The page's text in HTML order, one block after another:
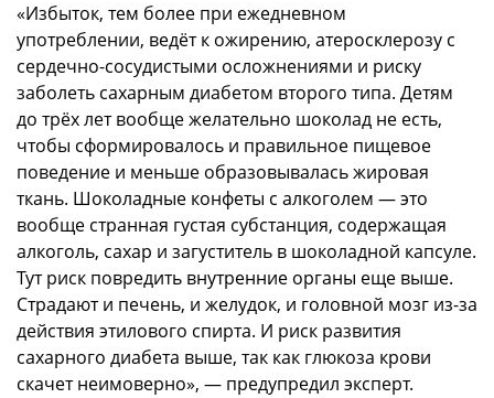
«Избыток, тем более при ежедневном
употреблении, ведёт к ожирению, атеросклерозу с
сердечно-сосудистыми осложнениями и риску
заболеть сахарным диабетом второго типа. Детям
до трёх лет вообще желательно шоколад не есть,
чтобы сформировалось и правильное пищевое
поведение и меньше образовывалась жировая
ткань. Шоколадные конфеты с алкоголем — это
вообще странная густая субстанция, содержащая
алкоголь, сахар и загуститель в шоколадной капсуле.
Тут риск повредить внутренние органы еще выше.
Страдают и печень, и желудок, и головной мозг из-за
действия этилового спирта. И риск развития
сахарного диабета выше, так как глюкоза крови
скачет неимоверно», — предупредил эксперт.